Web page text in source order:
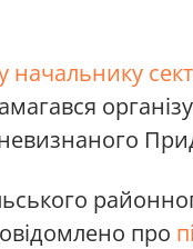
начальнику
про